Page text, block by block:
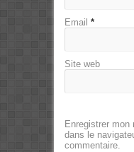
Email *
Site web
Enregistrer
dans le
commentaire.